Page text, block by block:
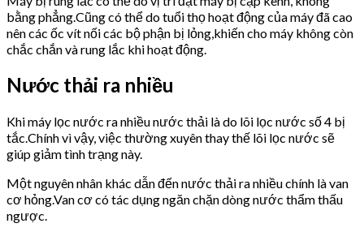
bằng phẳng.Cũng có thể do tuổi thọ hoạt động của máy đã cao
nên các ốc vít nối các bộ phận bị lỏng,khiến cho máy không còn
chắc chắn và rung lắc khi hoạt động.
Nước thải ra nhiều
Khi máy lọc nước ra nhiều nước thải là do lõi lọc nước số 4 bị
tắc.Chính vì vậy, việc thường xuyên thay thế lõi lọc nước sẽ
giúp giảm tình trạng này.
Một nguyên nhân khác dẫn đến nước thải ra nhiều chính là van
cơ hỏng.Van cơ có tác dụng ngăn chặn dòng nước thẩm thấu
ngược.